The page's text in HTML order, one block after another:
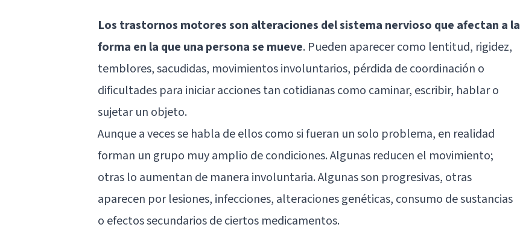
Los trastornos motores son alteraciones del sistema nervioso que afectan a la
forma en la que una persona se mueve. Pueden aparecer como lentitud, rigidez,
temblores, sacudidas, movimientos involuntarios, pérdida de coordinación o
dificultades para iniciar acciones tan cotidianas como caminar, escribir, hablar o
sujetar un objeto.
Aunque a veces se habla de ellos como si fueran un solo problema, en realidad
forman un grupo muy amplio de condiciones. Algunas reducen el movimiento;
otras lo aumentan de manera involuntaria. Algunas son progresivas, otras
aparecen por lesiones, infecciones, alteraciones genéticas, consumo de sustancias
o efectos secundarios de ciertos medicamentos.